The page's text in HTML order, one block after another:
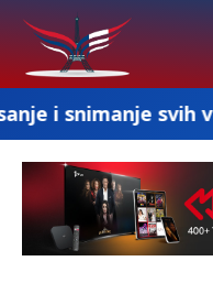
svih vaših slavlja